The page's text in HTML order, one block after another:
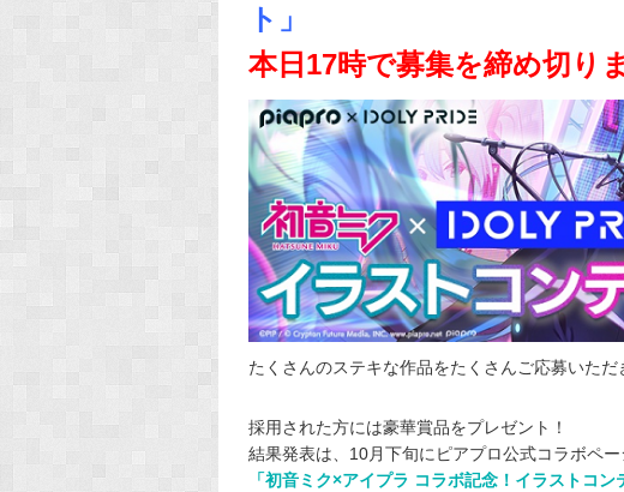
ト」
本日17時で募集を締め切り
たくさんのステキな作品をたくさんご応募いただ
採用された方には豪華賞品をプレゼント！
結果発表は、10月下旬にピアプロ公式コラボペ
「初音ミク×アイプラ コラボ記念！イラストコン